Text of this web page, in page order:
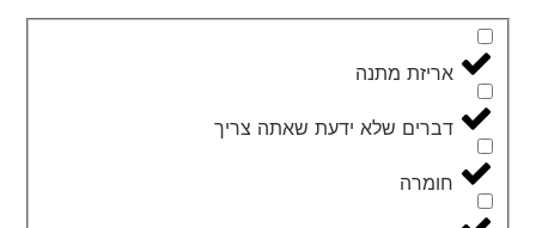
אריזת מתנה
דברים שלא ידעת שאתה צריך
חומרה